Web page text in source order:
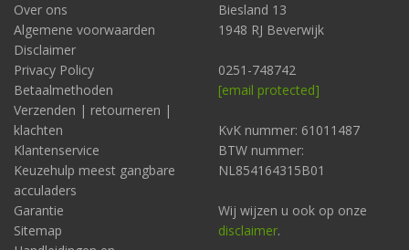
Over ons
Algemene voorwaarden
Disclaimer
Privacy Policy
Betaalmethoden
Verzenden | retourneren |
klachten
Klantenservice
Keuzehulp meest gangbare
acculaders
Garantie
Sitemap
Biesland 13
1948 RJ Beverwijk
0251-748742
[email protected]
KvK nummer: 61011487
BTW nummer:
NL854164315B01
Wij wijzen u ook op onze
disclaimer.